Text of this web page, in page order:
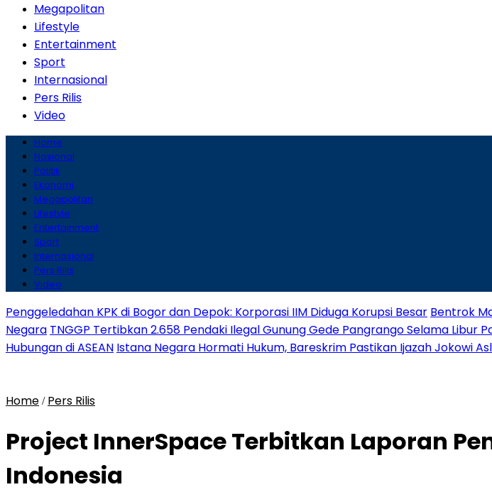
Megapolitan
Lifestyle
Entertainment
Sport
Internasional
Pers Rilis
Video
Home
Nasional
Politik
Ekonomi
Megapolitan
Lifestyle
Entertainment
Sport
Internasional
Pers Rilis
Video
Penggeledahan KPK di Bogor dan Depok: Korporasi IIM Diduga Korupsi Besar Bentrok
Negara TNGGP Tertibkan 2.658 Pendaki Ilegal Gunung Gede Pangrango Selama Libur
Hubungan di ASEAN Istana Negara Hormati Hukum, Bareskrim Pastikan Ijazah Jokowi
Home / Pers Rilis
Project InnerSpace Terbitkan Laporan
Indonesia